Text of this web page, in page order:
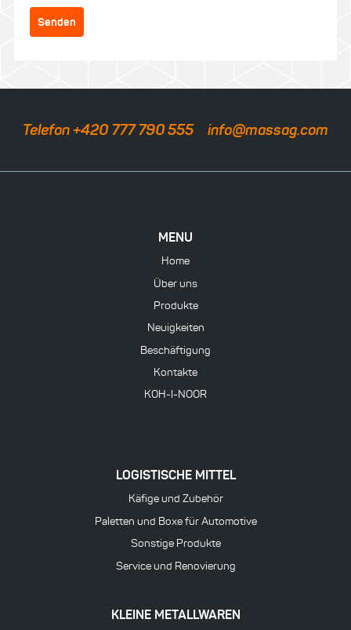
Senden
Telefon +420 777 790 555 info@massag.com
MENU
Home
Über uns
Produkte
Neuigkeiten
Beschäftigung
Kontakte
KOH-I-NOOR
LOGISTISCHE MITTEL
Käfige und Zubehör
Paletten und Boxe für Automotive
Sonstige Produkte
Service und Renovierung
KLEINE METALLWAREN